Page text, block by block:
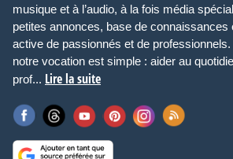
musique et à l’audio, à la fois média
petites annonces, base de connaissances
active de passionnés et de
notre vocation est simple : aider au
prof... Lire la suite